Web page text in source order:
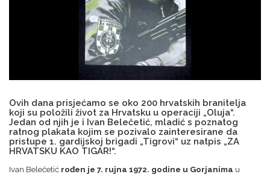
Ovih dana prisjećamo se oko 200 hrvatskih branitelja
koji su položili život za Hrvatsku u operaciji „Oluja“.
Jedan od njih je i Ivan Belečetić, mladić s poznatog
ratnog plakata kojim se pozivalo zainteresirane da
pristupe 1. gardijskoj brigadi „Tigrovi“ uz natpis „ZA
HRVATSKU KAO TIGAR!“.
Ivan Belečetić rođen je 7. rujna 1972. godine u Gorjanima u